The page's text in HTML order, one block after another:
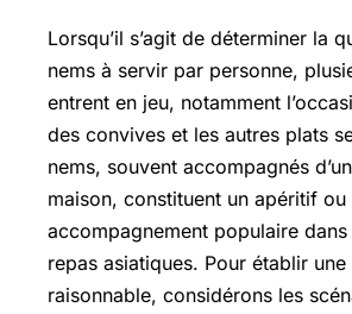
Lorsqu’il s’agit de déterminer la
nems à servir par personne,
entrent en jeu, notamment
des convives et les autres plats
nems, souvent accompagnés
maison, constituent un apéritif ou
accompagnement populaire
repas asiatiques. Pour établir
raisonnable, considérons les